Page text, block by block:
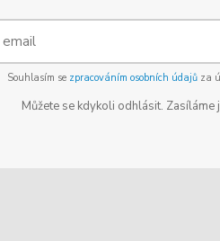
Souhlasím se zpracováním osobních údajůza
Můžete se kdykoli odhlásit. Zasíláme